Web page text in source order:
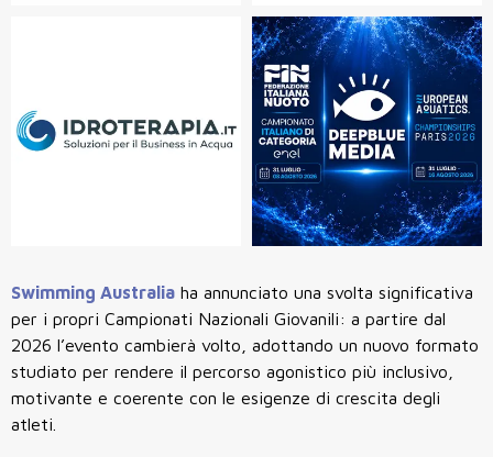
Swimming Australia ha annunciato una svolta significativa
per i propri Campionati Nazionali Giovanili: a partire dal
2026 l’evento cambierà volto, adottando un nuovo formato
studiato per rendere il percorso agonistico più inclusivo,
motivante e coerente con le esigenze di crescita degli
atleti.